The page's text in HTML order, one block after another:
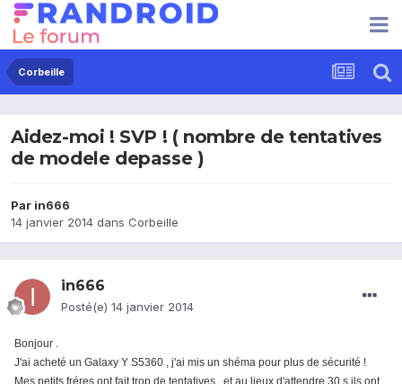
Corbeille
Aidez-moi ! SVP ! ( nombre de tentatives
de modele depasse )
Par in666
14 janvier 2014 dans Corbeille
in666
Posté(e) 14 janvier 2014
Bonjour .
J'ai acheté un Galaxy Y S5360 , j'ai mis un shéma pour plus de sécurité !